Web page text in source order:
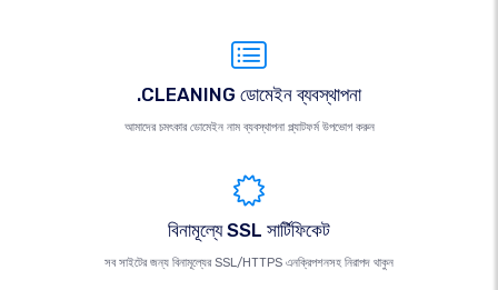
.CLEANING ডোমেইন ব্যবস্থাপনা
আমাদের চমৎকার ডোমেইন নাম ব্যবস্থাপনা প্ল্যাটফর্ম উপভোগ করুন
বিনামূল্যে SSL সার্টিফিকেট
সব সাইটের জন্য বিনামূল্যের SSL/HTTPS এনক্রিপশনসহ নিরাপদ থাকুন